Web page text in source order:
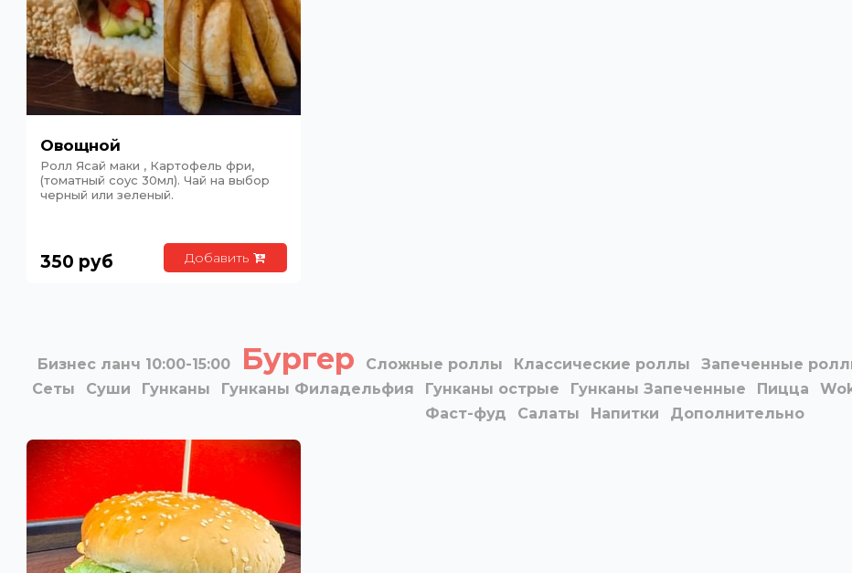
Овощной
Ролл Ясай маки , Картофель фри,
(томатный соус 30мл). Чай на выбор
черный или зеленый.
350 руб Добавить
Бизнес ланч 10:00-15:00 Бургер Сложные роллы Классические роллы Запеченные
Сеты
Суши Гунканы Гунканы Филадельфия Гунканы острые Гунканы Запеченные Пицца
Фаст-фуд
Салаты Напитки Дополнительно